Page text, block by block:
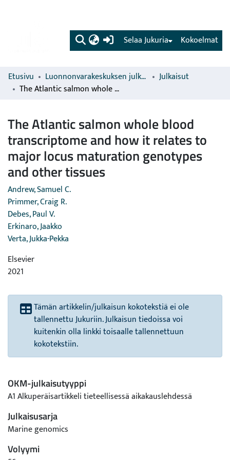
(current) Kokoelmat
Selaa Jukuria
Etusivu Luonnonvarakeskuksen julkaisut
Julkaisut
The Atlantic salmon whole blood transcriptome and how it relates to major locus maturation genotypes and other tissues
The Atlantic salmon whole blood
transcriptome and how it relates to
major locus maturation genotypes
and other tissues
Andrew, Samuel C.
Primmer, Craig R.
Debes, Paul V.
Erkinaro, Jaakko
Verta, Jukka-Pekka
Elsevier
2021
Tämän artikkelin/julkaisun kokotekstiä ei ole
tallennettu Jukuriin. Julkaisun tiedoissa voi
kuitenkin olla linkki toisaalle tallennettuun
kokotekstiin.
OKM-julkaisutyyppi
A1 Alkuperäisartikkeli tieteellisessä aikakauslehdessä
Julkaisusarja
Marine genomics
Volyymi